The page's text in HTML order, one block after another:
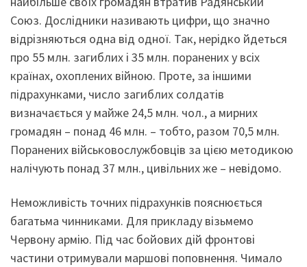
Союз. Дослідники називають цифри, що значно
відрізняються одна від одної. Так, нерідко йдеться
про 55 млн. загиблих і 35 млн. поранених у всіх
країнах, охоплених війною. Проте, за іншими
підрахунками, число загиблих солдатів
визначається у майже 24,5 млн. чол., а мирних
громадян – понад 46 млн. – тобто, разом 70,5 млн.
Поранених військовослужбовців за цією методикою
налічують понад 37 млн., цивільних же – невідомо.
Неможливість точних підрахунків пояснюється
багатьма чинниками. Для прикладу візьмемо
Червону армію. Під час бойових дій фронтові
частини отримували маршові поповнення. Чимало